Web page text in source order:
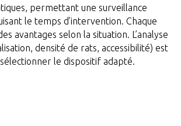
permettant une surveillance
le temps d’intervention. Chaque
avantages selon la situation. L’analyse
densité de rats, accessibilité) est
le dispositif adapté.